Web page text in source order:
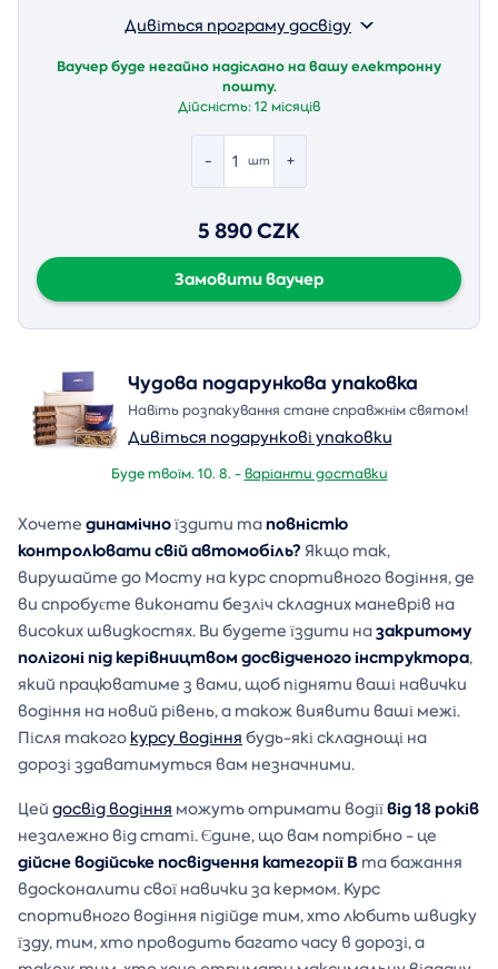
Дивіться програму досвіду
Ваучер буде негайно надіслано на вашу електронну
пошту.
Дійсність:12 місяців
- +
шт
5 890 CZK
Замовити ваучер
Чудова подарункова упаковка
Навіть розпакування стане справжнім святом!
Дивіться подарункові упаковки
Буде твоїм. 10. 8. -варіанти доставки
Хочете динамічноїздити таповністю
контролювати свій автомобіль? Якщо так,
вирушайте до Мосту на курс спортивного водіння, де
ви спробуєте виконати безліч складних маневрів на
високих швидкостях. Ви будете їздити назакритому
полігоні під керівництвом досвідченого інструктора,
який працюватиме з вами, щоб підняти ваші навички
водіння на новий рівень, а також виявити ваші межі.
Після такого курсу водіння будь-які складнощі на
дорозі здаватимуться вам незначними.
Цей досвід водіння можуть отримати водіївід 18 років
незалежно від статі. Єдине, що вам потрібно - це
дійсне водійське посвідчення категорії В та бажання
вдосконалити свої навички за кермом. Курс
спортивного водіння підійде тим, хто любить швидку
їзду, тим, хто проводить багато часу в дорозі, а